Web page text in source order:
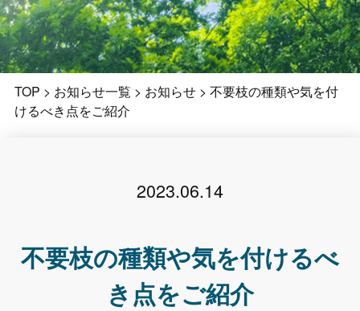
TOP > お知らせ一覧 > お知らせ> 不要枝の種類や気を付
けるべき点をご紹介
2023.06.14
不要枝の種類や気を付けるべ
き点をご紹介